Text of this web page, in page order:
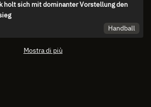
holt sich mit dominanter Vorstellung den
Handball
Mostra di più